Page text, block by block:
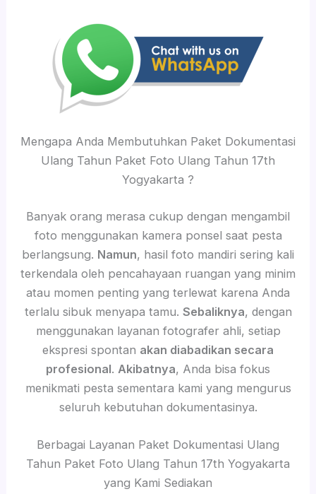
Mengapa Anda Membutuhkan Paket Dokumentasi
Ulang Tahun Paket Foto Ulang Tahun 17th
Yogyakarta ?
Banyak orang merasa cukup dengan mengambil
foto menggunakan kamera ponsel saat pesta
berlangsung. Namun, hasil foto mandiri sering kali
terkendala oleh pencahayaan ruangan yang minim
atau momen penting yang terlewat karena Anda
terlalu sibuk menyapa tamu. Sebaliknya, dengan
menggunakan layanan fotografer ahli, setiap
ekspresi spontan akan diabadikan secara
profesional. Akibatnya, Anda bisa fokus
menikmati pesta sementara kami yang mengurus
seluruh kebutuhan dokumentasinya.
Berbagai Layanan Paket Dokumentasi Ulang
Tahun Paket Foto Ulang Tahun 17th Yogyakarta
yang Kami Sediakan